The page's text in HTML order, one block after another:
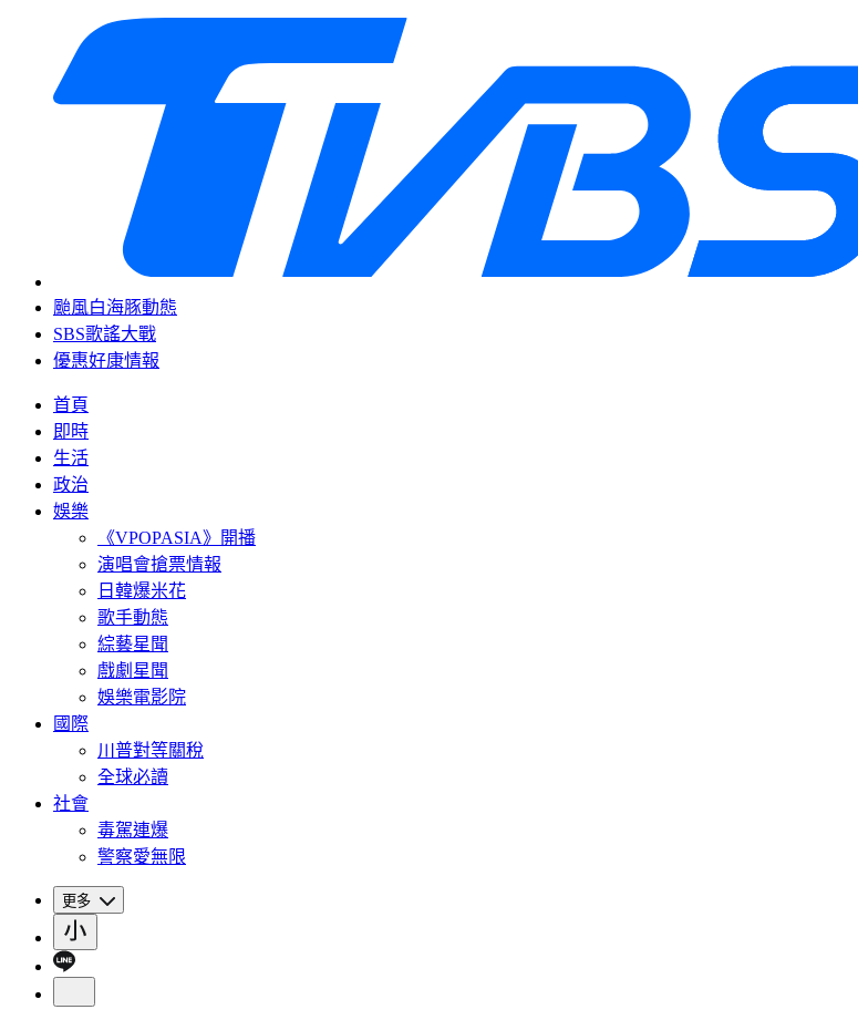
颱風白海豚動態
SBS歌謠大戰
優惠好康情報
首頁
即時
生活
政治
娛樂
《VPOPASIA》開播
演唱會搶票情報
日韓爆米花
歌手動態
綜藝星聞
戲劇星聞
娛樂電影院
國際
川普對等關稅
全球必讀
社會
毒駕連爆
警察愛無限
更多